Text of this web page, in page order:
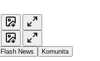
Flash News Komunita